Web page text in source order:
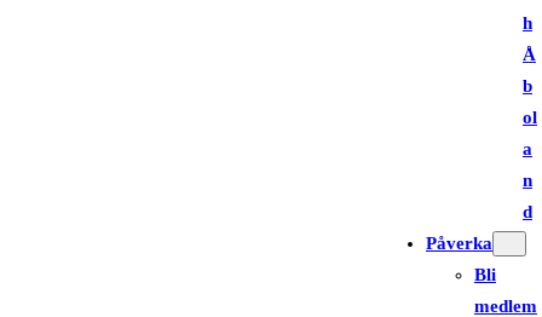
h
Å
b
ol
a
n
d
Påverka
Bli
medlem